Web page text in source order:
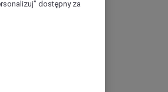
dostępny za